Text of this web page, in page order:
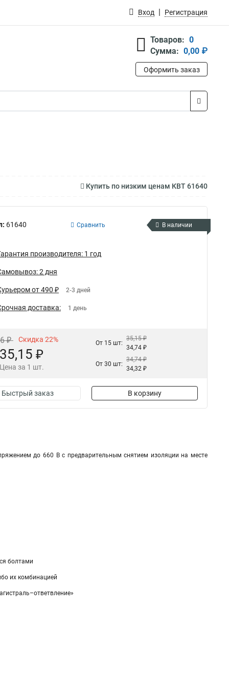
Вход Регистрация
Товаров: 0
Сумма: 0,00 ₽
Оформить заказ
Купить по низким ценам КВТ 61640
61640 Сравнить В наличии
производителя: 1 год
2 дня
от 490 ₽ 2-3 дней
доставка: 1 день
₽ Скидка 22%
35,15 ₽
Цена за 1 шт.
От 15 шт:
35,15 ₽
34,74 ₽
От 30 шт:
34,74 ₽
34,32 ₽
Быстрый заказ В корзину
до 660 В с предварительным снятием изоляции на месте
болтами
их комбинацией